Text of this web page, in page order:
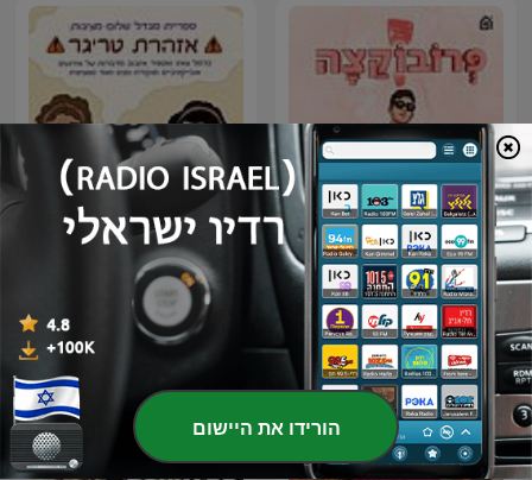
פרובוקצה אזהרת טריגר
הורידו את היישום